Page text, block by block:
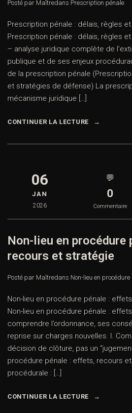
Posté par Maîtredans Prescription pénale
Prescription pénale : délais, règles
Prescription pénale : délais, règles
– analyse juridique complète de
publique et de ses enjeux
de la prescription pénale
et stratégies de défense) La
mécanisme juridique […]
CONTINUER LA LECTURE
06
JAN
2026
💬
0
Commentaire
Non-lieu en procédure
recours et stratégie
Posté par Maîtredans Non-lieu en
Non-lieu en procédure pénale :
Non-lieu en procédure pénale :
comprendre l’ordonnance, ses
reprise sur charges nouvelles. I.
décision de clôture, pas un
procédure pénale : effets, recours
procédurale : […]
CONTINUER LA LECTURE